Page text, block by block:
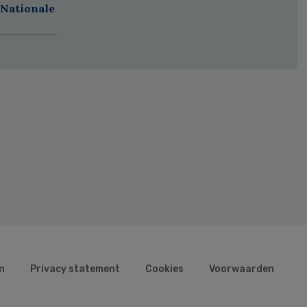
Privacy statement Cookies Voorwaarden